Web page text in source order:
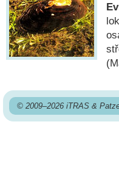
© 2009–2026 iTRAS &